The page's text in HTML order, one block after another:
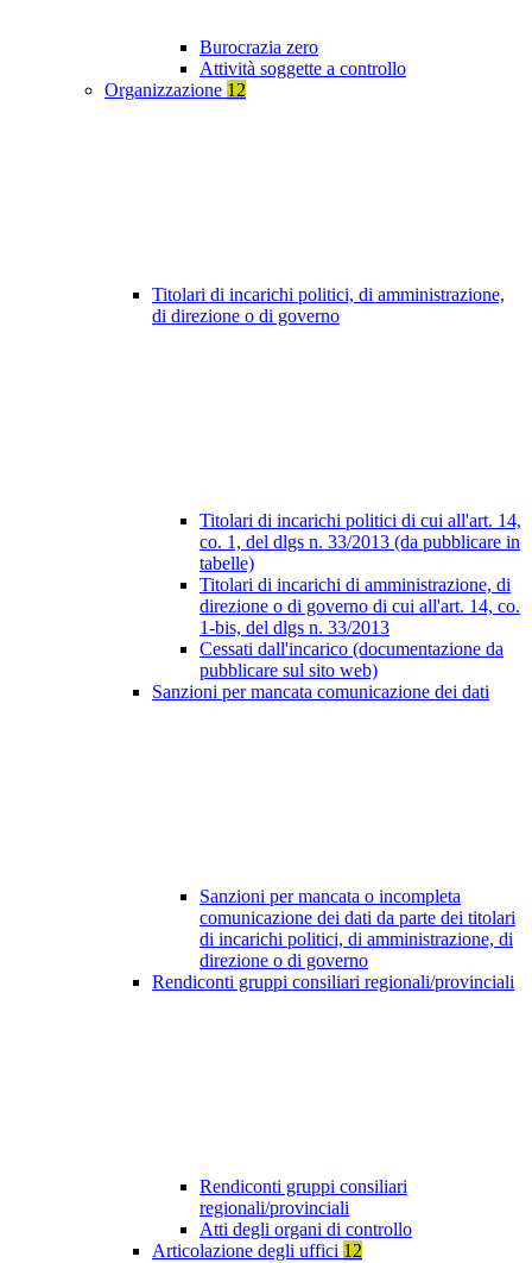
Burocrazia zero
Attività soggette a controllo
Organizzazione 12
Titolari di incarichi politici, di amministrazione,
di direzione o di governo
Titolari di incarichi politici di cui all'art. 14,
co. 1, del dlgs n. 33/2013 (da pubblicare in
tabelle)
Titolari di incarichi di amministrazione, di
direzione o di governo di cui all'art. 14, co.
1-bis, del dlgs n. 33/2013
Cessati dall'incarico (documentazione da
pubblicare sul sito web)
Sanzioni per mancata comunicazione dei dati
Sanzioni per mancata o incompleta
comunicazione dei dati da parte dei titolari
di incarichi politici, di amministrazione, di
direzione o di governo
Rendiconti gruppi consiliari regionali/provinciali
Rendiconti gruppi consiliari
regionali/provinciali
Atti degli organi di controllo
Articolazione degli uffici 12